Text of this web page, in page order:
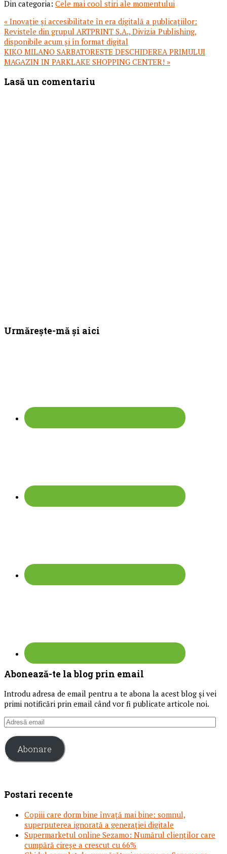
Din categoria: Cele mai cool stiri ale momentului
Articol
anterior:
« Inovație și accesibilitate în era digitală a publicațiilor:
Revistele din grupul ARTPRINT S.A., Divizia Publishing,
disponibile acum și în format digital
Articolul
urmator:
KIKO MILANO SARBATORESTE DESCHIDEREA PRIMULUI
MAGAZIN IN PARKLAKE SHOPPING CENTER! »
Reader
Interactions
Lasă un comentariu
Bara
Urmărește-mă și aici
Abonează-te la blog prin email
Introdu adresa de email pentru a te abona la acest blog și vei
primi notificări prin email când vor fi publicate articole noi.
Adresă
Abonare
Postari recente
Copiii care dorm bine învață mai bine: somnul,
superputerea ignorată a generației digitale
Supermarketul online Sezamo: Numărul clienților care
cumpără cireșe a crescut cu 66%